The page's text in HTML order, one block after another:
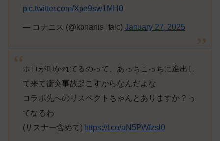
pic.twitter.com/Xpe9sw1MH0
— コナニス (@konanis_falc) January 27, 2025
ホロが叩かれてるのって、あっちこっちに進出し
て来て衝突事故起こすからなんだよな
コラボ先へのリスペクトちゃんとありますか？っ
てなるわ
(リスナー含めて) https://t.co/aN5PWfzsl0